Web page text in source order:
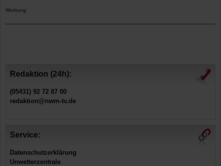
Werbung
Redaktion (24h):
(05431) 92 72 87 00
redaktion@nwm-tv.de
Service:
Datenschutzerklärung
Unwetterzentrale